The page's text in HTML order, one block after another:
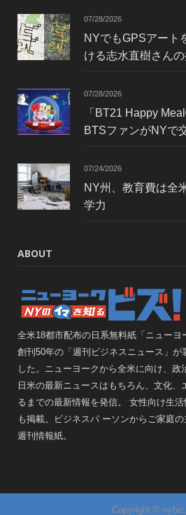
07/28/2026
NYでもGPSアー
ける志水直樹さん
07/28/2026
「BT21 Happy
BTSファンがNYで
07/24/2026
NY州、教育費は全
学力
ABOUT
全米18都市配布の日系無料紙「ニューヨ
創刊50年の「週刊ビジネスニュース」が
した。ニューヨークから全米に向け、
日米の最新ニュースはもちろん、文化、
るまでの最新情報を発信。 女性向け生
も掲載。ビジネスパ ーソンからご家庭
週刊情報紙。
Copyright ©